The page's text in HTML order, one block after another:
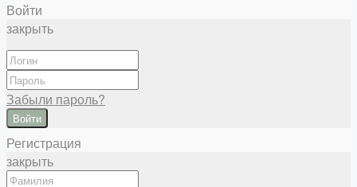
Войти
закрыть
Забыли пароль?
Войти
Регистрация
закрыть